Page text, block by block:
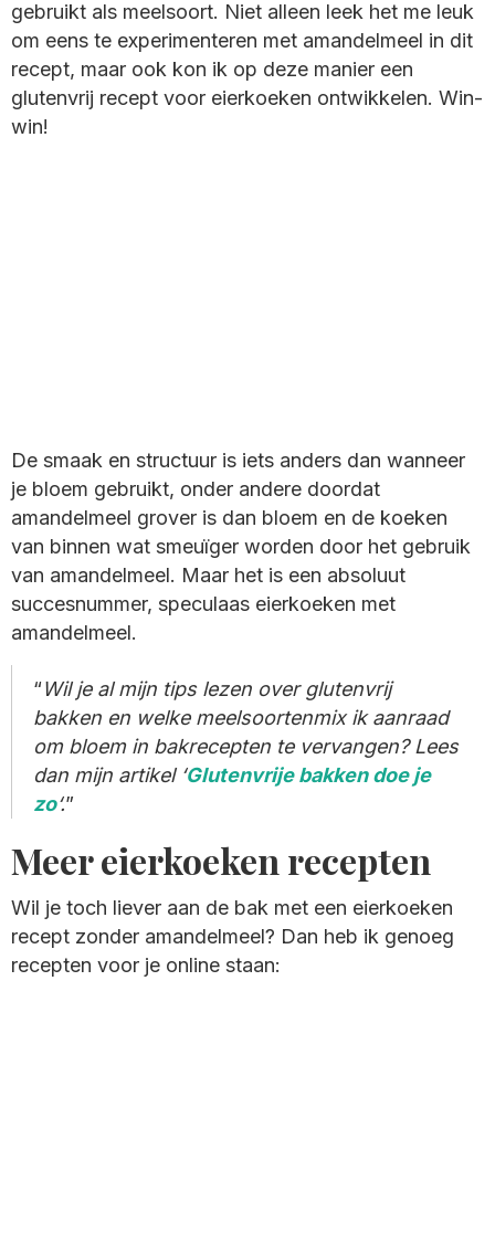
gebruikt als meelsoort. Niet alleen leek het me leuk
om eens te experimenteren met amandelmeel in dit
recept, maar ook kon ik op deze manier een
glutenvrij recept voor eierkoeken ontwikkelen. Win-
win!
De smaak en structuur is iets anders dan wanneer
je bloem gebruikt, onder andere doordat
amandelmeel grover is dan bloem en de koeken
van binnen wat smeuïger worden door het gebruik
van amandelmeel. Maar het is een absoluut
succesnummer, speculaas eierkoeken met
amandelmeel.
Wil je al mijn tips lezen over glutenvrij
bakken en welke meelsoortenmix ik aanraad
om bloem in bakrecepten te vervangen? Lees
dan mijn artikel ‘Glutenvrije bakken doe je
zo‘.
Meer eierkoeken recepten
Wil je toch liever aan de bak met een eierkoeken
recept zonder amandelmeel? Dan heb ik genoeg
recepten voor je online staan: